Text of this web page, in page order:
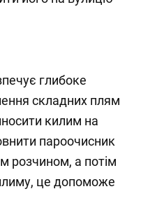
глибоке
складних плям
килим на
пароочисник
розчином, а потім
це допоможе